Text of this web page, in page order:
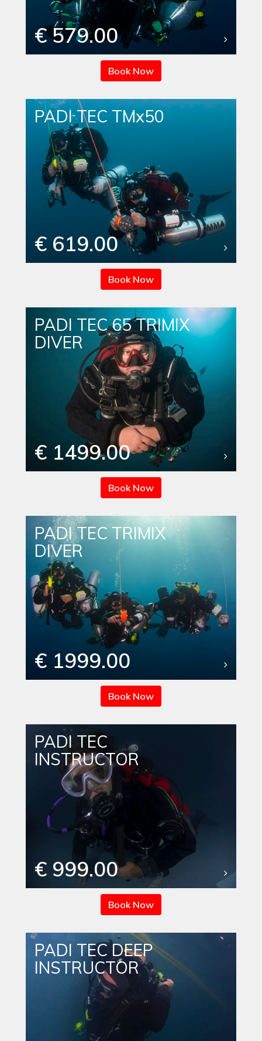
€ 579.00
Book Now
PADI TEC TMx50
€ 619.00
Book Now
PADI TEC 65 TRIMIX
DIVER
€ 1499.00
Book Now
PADI TEC TRIMIX
DIVER
€ 1999.00
Book Now
PADI TEC
INSTRUCTOR
€ 999.00
Book Now
PADI TEC DEEP
INSTRUCTOR